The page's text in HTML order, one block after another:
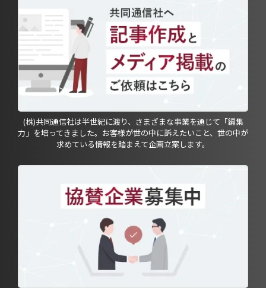
(株)共同通信社は半世紀に渡り、さまざまな事業を通じて「編集
力」を培ってきました。お客様が世の中に訴えたいこと、世の中が
求めている情報を踏まえて企画立案します。